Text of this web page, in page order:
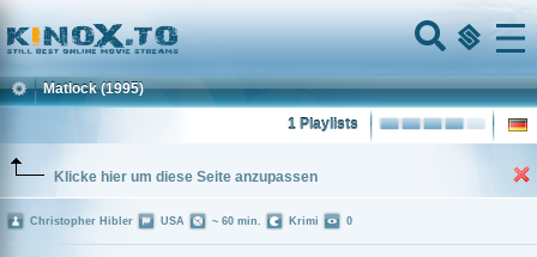
Home
Menu
Matlock (1995)
1 Playlists
Klicke hier um diese Seite anzupassen
Christopher Hibler USA ~ 60 min. Krimi 0